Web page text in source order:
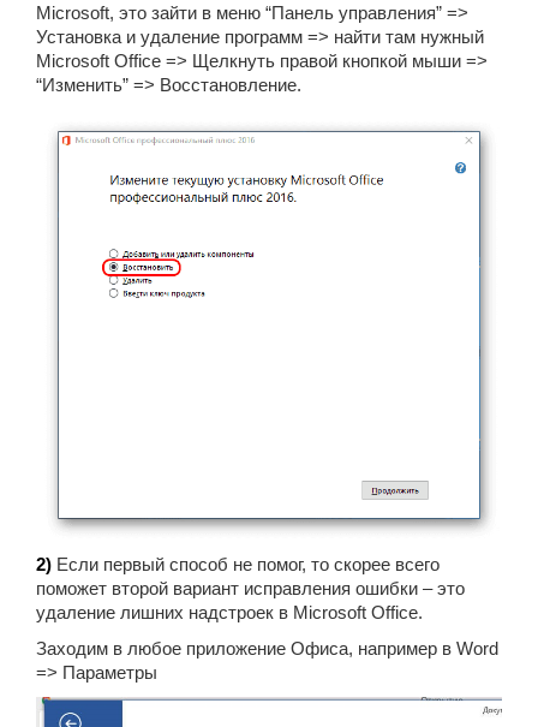
Microsoft, это зайти в меню “Панель управления” =>
Установка и удаление программ => найти там нужный
Microsoft Office => Щелкнуть правой кнопкой мыши =>
“Изменить” => Восстановление.
2) Если первый способ не помог, то скорее всего
поможет второй вариант исправления ошибки – это
удаление лишних надстроек в Microsoft Office.
Заходим в любое приложение Офиса, например в Word
=> Параметры